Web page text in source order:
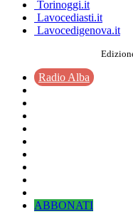
Torinoggi.it
Lavocediasti.it
Lavocedigenova.it
Radio Alba
ABBONATI